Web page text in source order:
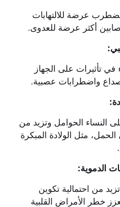
عرضة للالتهابات
أكثر عرضة للعدوى.
في تأثيرات على الجهاز
واضطرابات عصبية.
النساء الحوامل وتزيد من
مثل الولادة المبكرة
الدموية:
من احتمالية تكوين
خطر الأمراض القلبية